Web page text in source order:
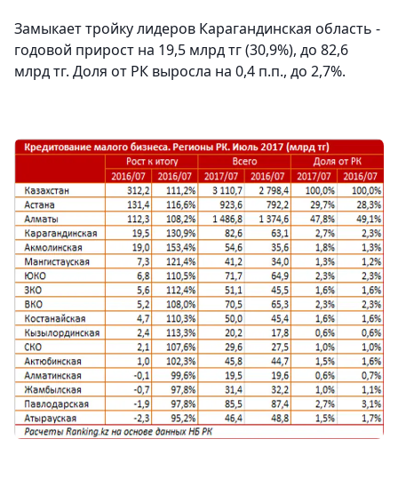
Замыкает тройку лидеров Карагандинская область -
годовой прирост на 19,5 млрд тг (30,9%), до 82,6
млрд тг. Доля от РК выросла на 0,4 п.п., до 2,7%.